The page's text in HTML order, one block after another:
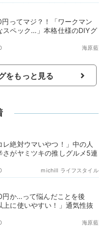
ってマジ？！「ワークマン
スペック…」本格仕様のDIYグ
海原藍
をもっと見る
レ絶対ウマいやつ！」中の人
さがヤミツキの推しグルメ5連
michill ライフスタイル
円か…って悩んだことを後
上に使いやすい！」通気性抜
海原藍